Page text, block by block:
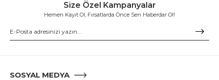
Size Özel Kampanyalar
Hemen Kayıt Ol, Fırsatlarda Önce Sen Haberdar Ol!
SOSYAL MEDYA